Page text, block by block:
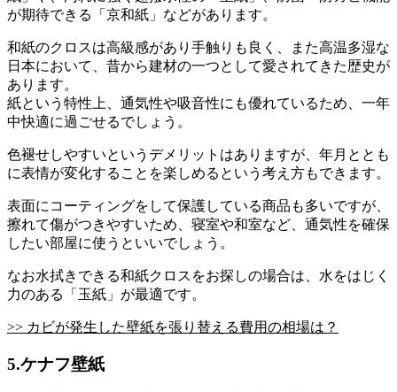
が期待できる「京和紙」などがあります。
和紙のクロスは高級感があり手触りも良く、また高温多湿な
日本において、昔から建材の一つとして愛されてきた歴史が
あります。
紙という特性上、通気性や吸音性にも優れているため、一年
中快適に過ごせるでしょう。
色褪せしやすいというデメリットはありますが、年月ととも
に表情が変化することを楽しめるという考え方もできます。
表面にコーティングをして保護している商品も多いですが、
擦れて傷がつきやすいため、寝室や和室など、通気性を確保
したい部屋に使うといいでしょう。
なお水拭きできる和紙クロスをお探しの場合は、水をはじく
力のある「玉紙」が最適です。
>> カビが発生した壁紙を張り替える費用の相場は？
5.ケナフ壁紙